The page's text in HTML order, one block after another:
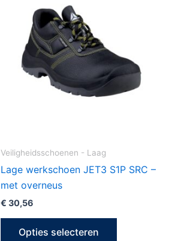
Veiligheidsschoenen - Laag
Lage werkschoen JET3 S1P SRC –
met overneus
€ 30,56
Opties selecteren
Deze
optie
kan